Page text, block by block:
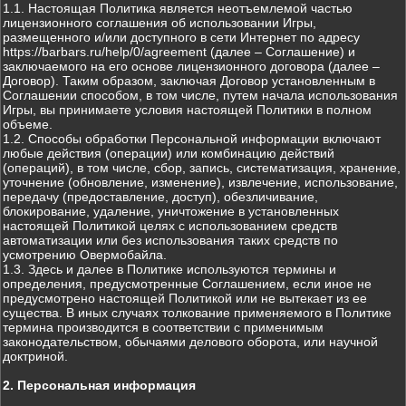
1.1. Настоящая Политика является неотъемлемой частью
лицензионного соглашения об использовании Игры,
размещенного и/или доступного в сети Интернет по адресу
https://barbars.ru/help/0/agreement (далее – Соглашение) и
заключаемого на его основе лицензионного договора (далее –
Договор). Таким образом, заключая Договор установленным в
Соглашении способом, в том числе, путем начала использования
Игры, вы принимаете условия настоящей Политики в полном
объеме.
1.2. Способы обработки Персональной информации включают
любые действия (операции) или комбинацию действий
(операций), в том числе, сбор, запись, систематизация, хранение,
уточнение (обновление, изменение), извлечение, использование,
передачу (предоставление, доступ), обезличивание,
блокирование, удаление, уничтожение в установленных
настоящей Политикой целях с использованием средств
автоматизации или без использования таких средств по
усмотрению Овермобайла.
1.3. Здесь и далее в Политике используются термины и
определения, предусмотренные Соглашением, если иное не
предусмотрено настоящей Политикой или не вытекает из ее
существа. В иных случаях толкование применяемого в Политике
термина производится в соответствии с применимым
законодательством, обычаями делового оборота, или научной
доктриной.
2. Персональная информация